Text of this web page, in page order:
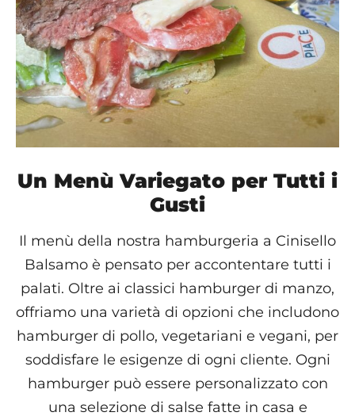
Un Menù Variegato per Tutti i
Gusti
Il menù della nostra hamburgeria a Cinisello
Balsamo è pensato per accontentare tutti i
palati. Oltre ai classici hamburger di manzo,
offriamo una varietà di opzioni che includono
hamburger di pollo, vegetariani e vegani, per
soddisfare le esigenze di ogni cliente. Ogni
hamburger può essere personalizzato con
una selezione di salse fatte in casa e